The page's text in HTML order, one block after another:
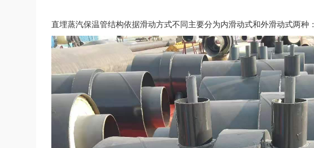
直埋蒸汽保温管结构依据滑动方式不同主要分为内滑动式和外滑动式两种：